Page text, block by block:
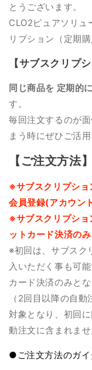
とうございます。
CLO2ピュアソリュ
リプション（定期
【サブスクリプ
同じ商品を 定期的に
す。
毎回注文するのが
まう時にぜひご活
【ご注文方法】
※サブスクリプシ
会員登録(アカウン
※サブスクリプシ
ットカード決済のみ
※初回は、サブスク
入いただく事も可
カード決済のみとな
（2回目以降の自
対象となり、初回
動注文に含まれま
●ご注文方法のガイ